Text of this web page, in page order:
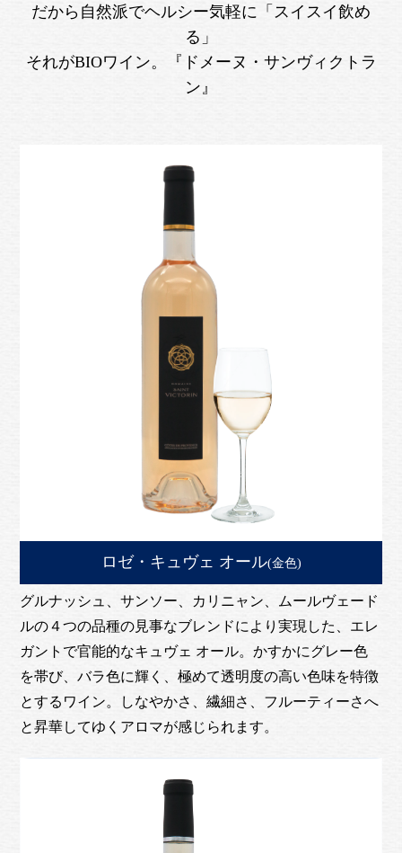
だから自然派でヘルシー気軽に「スイスイ飲め
る」
それがBIOワイン。『ドメーヌ・サンヴィクトラ
ン』
ロゼ・キュヴェ オール(金色)
グルナッシュ、サンソー、カリニャン、ムールヴェード
ルの４つの品種の見事なブレンドにより実現した、エレ
ガントで官能的なキュヴェ オール。かすかにグレー色
を帯び、バラ色に輝く、極めて透明度の高い色味を特徴
とするワイン。しなやかさ、繊細さ、フルーティーさへ
と昇華してゆくアロマが感じられます。